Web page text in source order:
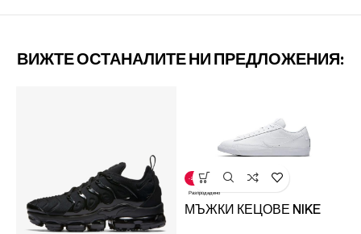
ВИЖТЕ ОСТАНАЛИТЕ НИ ПРЕДЛОЖЕНИЯ:
-20%
Разпродадено
МЪЖКИ КЕЦОВЕ NIKE